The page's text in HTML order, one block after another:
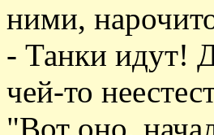
ними,
- Танки идут!
чей-то